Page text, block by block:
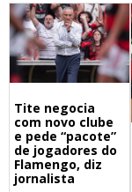
Tite negocia
com novo clube
e pede “pacote”
de jogadores do
Flamengo, diz
jornalista